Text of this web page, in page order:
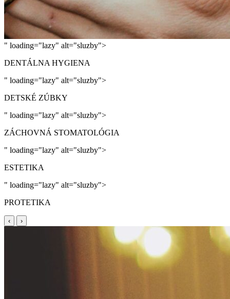
" loading="lazy" alt="sluzby">
DENTÁLNA HYGIENA
" loading="lazy" alt="sluzby">
DETSKÉ ZÚBKY
" loading="lazy" alt="sluzby">
ZÁCHOVNÁ STOMATOLÓGIA
" loading="lazy" alt="sluzby">
ESTETIKA
" loading="lazy" alt="sluzby">
PROTETIKA
‹ ›